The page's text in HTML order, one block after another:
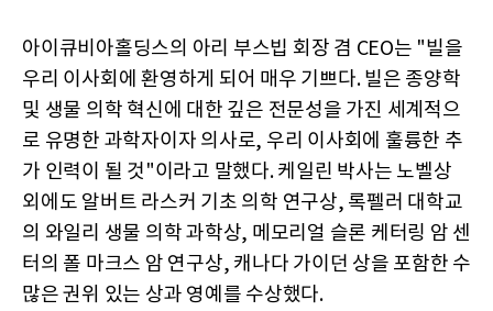
아이큐비아홀딩스의 아리 부스빕 회장 겸 CEO는 "빌을
우리 이사회에 환영하게 되어 매우 기쁘다. 빌은 종양학
및 생물 의학 혁신에 대한 깊은 전문성을 가진 세계적으
로 유명한 과학자이자 의사로, 우리 이사회에 훌륭한 추
가 인력이 될 것"이라고 말했다. 케일린 박사는 노벨상
외에도 알버트 라스커 기초 의학 연구상, 록펠러 대학교
의 와일리 생물 의학 과학상, 메모리얼 슬론 케터링 암 센
터의 폴 마크스 암 연구상, 캐나다 가이던 상을 포함한 수
많은 권위 있는 상과 영예를 수상했다.